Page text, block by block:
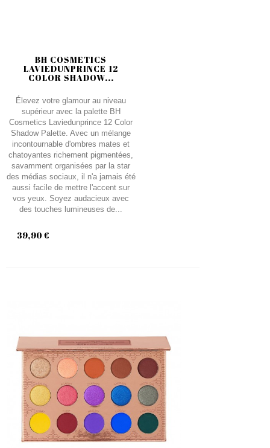
BH COSMETICS
LAVIEDUNPRINCE 12
COLOR SHADOW...
Élevez votre glamour au niveau
supérieur avec la palette BH
Cosmetics Laviedunprince 12 Color
Shadow Palette. Avec un mélange
incontournable d'ombres mates et
chatoyantes richement pigmentées,
savamment organisées par la star
des médias sociaux, il n'a jamais été
aussi facile de mettre l'accent sur
vos yeux. Soyez audacieux avec
des touches lumineuses de...
39,90 €